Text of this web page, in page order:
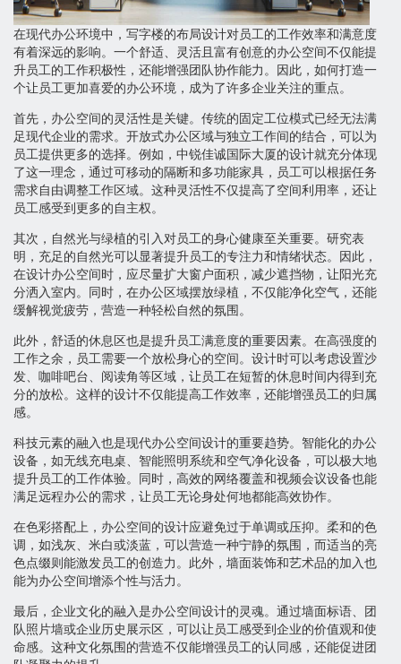
在现代办公环境中，写字楼的布局设计对员工的工作效率和满意度
有着深远的影响。一个舒适、灵活且富有创意的办公空间不仅能提
升员工的工作积极性，还能增强团队协作能力。因此，如何打造一
个让员工更加喜爱的办公环境，成为了许多企业关注的重点。
首先，办公空间的灵活性是关键。传统的固定工位模式已经无法满
足现代企业的需求。开放式办公区域与独立工作间的结合，可以为
员工提供更多的选择。例如，中锐佳诚国际大厦的设计就充分体现
了这一理念，通过可移动的隔断和多功能家具，员工可以根据任务
需求自由调整工作区域。这种灵活性不仅提高了空间利用率，还让
员工感受到更多的自主权。
其次，自然光与绿植的引入对员工的身心健康至关重要。研究表
明，充足的自然光可以显著提升员工的专注力和情绪状态。因此，
在设计办公空间时，应尽量扩大窗户面积，减少遮挡物，让阳光充
分洒入室内。同时，在办公区域摆放绿植，不仅能净化空气，还能
缓解视觉疲劳，营造一种轻松自然的氛围。
此外，舒适的休息区也是提升员工满意度的重要因素。在高强度的
工作之余，员工需要一个放松身心的空间。设计时可以考虑设置沙
发、咖啡吧台、阅读角等区域，让员工在短暂的休息时间内得到充
分的放松。这样的设计不仅能提高工作效率，还能增强员工的归属
感。
科技元素的融入也是现代办公空间设计的重要趋势。智能化的办公
设备，如无线充电桌、智能照明系统和空气净化设备，可以极大地
提升员工的工作体验。同时，高效的网络覆盖和视频会议设备也能
满足远程办公的需求，让员工无论身处何地都能高效协作。
在色彩搭配上，办公空间的设计应避免过于单调或压抑。柔和的色
调，如浅灰、米白或淡蓝，可以营造一种宁静的氛围，而适当的亮
色点缀则能激发员工的创造力。此外，墙面装饰和艺术品的加入也
能为办公空间增添个性与活力。
最后，企业文化的融入是办公空间设计的灵魂。通过墙面标语、团
队照片墙或企业历史展示区，可以让员工感受到企业的价值观和使
命感。这种文化氛围的营造不仅能增强员工的认同感，还能促进团